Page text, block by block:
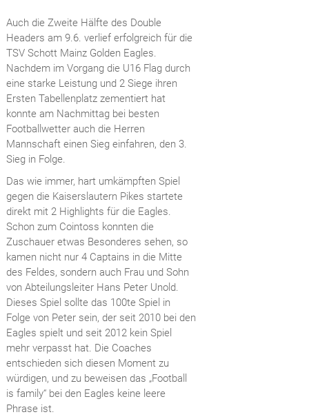
Auch die Zweite Hälfte des Double
Headers am 9.6. verlief erfolgreich für die
TSV Schott Mainz Golden Eagles.
Nachdem im Vorgang die U16 Flag durch
eine starke Leistung und 2 Siege ihren
Ersten Tabellenplatz zementiert hat
konnte am Nachmittag bei besten
Footballwetter auch die Herren
Mannschaft einen Sieg einfahren, den 3.
Sieg in Folge.
Das wie immer, hart umkämpften Spiel
gegen die Kaiserslautern Pikes startete
direkt mit 2 Highlights für die Eagles.
Schon zum Cointoss konnten die
Zuschauer etwas Besonderes sehen, so
kamen nicht nur 4 Captains in die Mitte
des Feldes, sondern auch Frau und Sohn
von Abteilungsleiter Hans Peter Unold.
Dieses Spiel sollte das 100te Spiel in
Folge von Peter sein, der seit 2010 bei den
Eagles spielt und seit 2012 kein Spiel
mehr verpasst hat. Die Coaches
entschieden sich diesen Moment zu
würdigen, und zu beweisen das „Football
is family“ bei den Eagles keine leere
Phrase ist.